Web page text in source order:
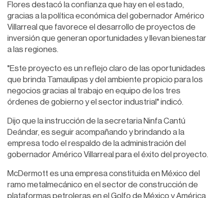
Flores destacó la confianza que hay en el estado,
gracias a la política económica del gobernador Américo
Villarreal que favorece el desarrollo de proyectos de
inversión que generan oportunidades y llevan bienestar
a las regiones.
"Este proyecto es un reflejo claro de las oportunidades
que brinda Tamaulipas y del ambiente propicio para los
negocios gracias al trabajo en equipo de los tres
órdenes de gobierno y el sector industrial" indicó.
Dijo que la instrucción de la secretaria Ninfa Cantú
Deándar, es seguir acompañando y brindando a la
empresa todo el respaldo de la administración del
gobernador Américo Villarreal para el éxito del proyecto.
McDermott es una empresa constituida en México del
ramo metalmecánico en el sector de construcción de
plataformas petroleras en el Golfo de México y América